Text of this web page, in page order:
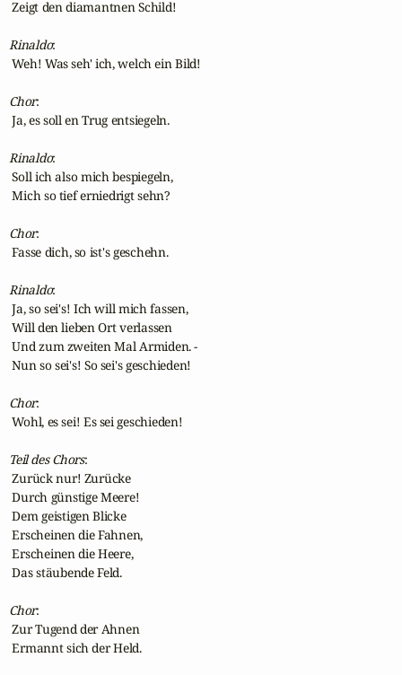
Zeigt den diamantnen Schild!
Rinaldo:
Weh! Was seh' ich, welch ein Bild!
Chor:
Ja, es soll en Trug entsiegeln.
Rinaldo:
Soll ich also mich bespiegeln,
Mich so tief erniedrigt sehn?
Chor:
Fasse dich, so ist's geschehn.
Rinaldo:
Ja, so sei's! Ich will mich fassen,
Will den lieben Ort verlassen
Und zum zweiten Mal Armiden. -
Nun so sei's! So sei's geschieden!
Chor:
Wohl, es sei! Es sei geschieden!
Teil des Chors:
Zurück nur! Zurücke
Durch günstige Meere!
Dem geistigen Blicke
Erscheinen die Fahnen,
Erscheinen die Heere,
Das stäubende Feld.
Chor:
Zur Tugend der Ahnen
Ermannt sich der Held.